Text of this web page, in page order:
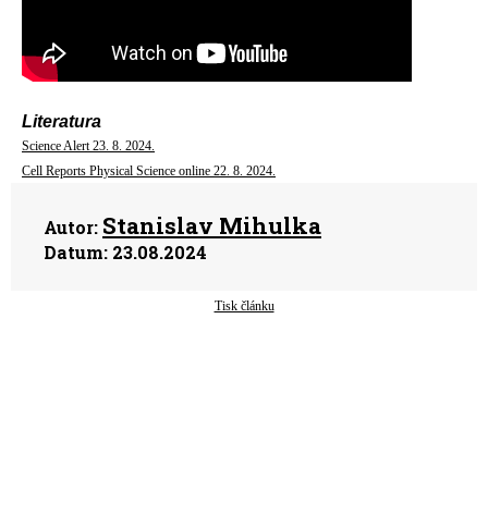
Literatura
Science Alert 23. 8. 2024.
Cell Reports Physical Science online 22. 8. 2024.
Autor: Stanislav Mihulka
Datum: 23.08.2024
Tisk článku